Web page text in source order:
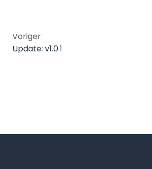
Voriger
Update: v1.0.1